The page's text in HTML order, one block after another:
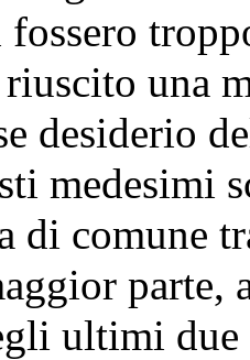
fossero
riuscito una
desiderio
medesimi
di comune
parte,
ultimi